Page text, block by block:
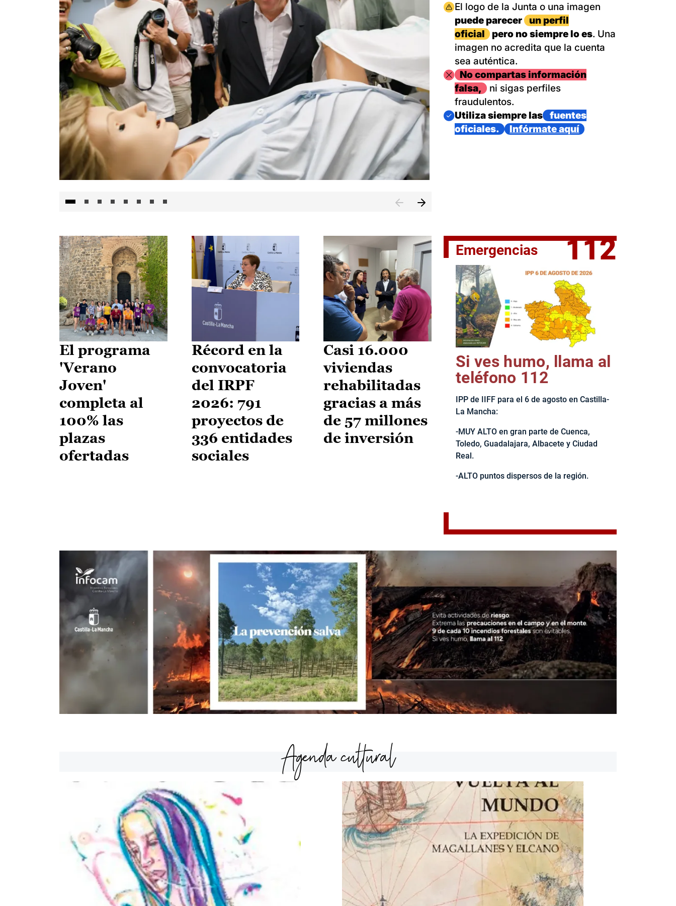
El jefe del Ejecutivo castellanomanchego, Emiliano García-
Imagen
El logo de la Junta o una imagen
puede parecer
un perfil
oficial
pero no siempre lo es. Una
imagen no acredita que la cuenta
sea auténtica.
ImagenNo compartas información
falsa,
ni sigas perfiles
fraudulentos.
Imagen
Utiliza siempre las
fuentes
oficiales.
Infórmate aquí
El programa
'Verano
Joven'
completa al
100% las
plazas
ofertadas
Récord en la
convocatoria
del IRPF
2026: 791
proyectos de
336 entidades
sociales
Casi 16.000
viviendas
rehabilitadas
gracias a más
de 57 millones
de inversión
Emergencias 112
Si ves humo, llama al
teléfono 112
IPP de IIFF para el 6 de agosto en Castilla-
La Mancha:
-MUY ALTO en gran parte de Cuenca,
Toledo, Guadalajara, Albacete y Ciudad
Real.
-ALTO puntos dispersos de la región.
Agenda cultural